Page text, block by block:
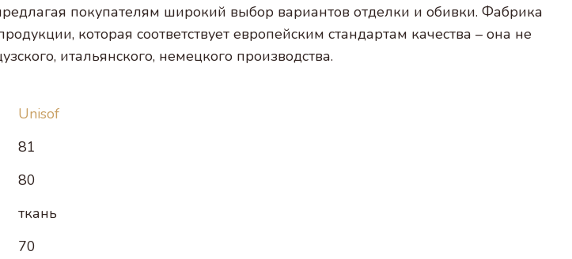
покупателям широкий выбор вариантов отделки и обивки. Фабрика
которая соответствует европейским стандартам качества – она не
итальянского, немецкого производства.
Unisof
81
80
ткань
70